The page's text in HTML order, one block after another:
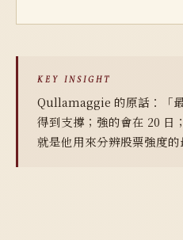
KEY INSIGHT
Qullamaggie 的原話：「
得到支撐；強的會在 20 日
就是他用來分辨股票強度的